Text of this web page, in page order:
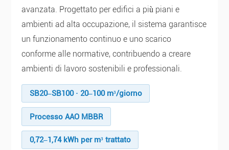
avanzata. Progettato per edifici a più piani e
ambienti ad alta occupazione, il sistema garantisce
un funzionamento continuo e uno scarico
conforme alle normative, contribuendo a creare
ambienti di lavoro sostenibili e professionali.
SB20–SB100 · 20–100 m³/giorno
Processo AAO MBBR
0,72–1,74 kWh per m³ trattato